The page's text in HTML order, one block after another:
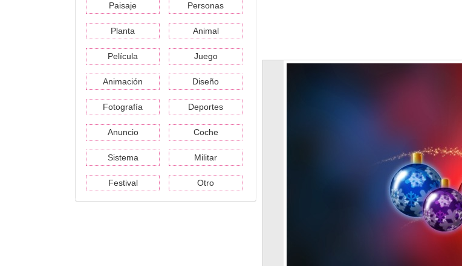
Paisaje Personas
Planta Animal
Película Juego
Animación Diseño
Fotografía Deportes
Anuncio Coche
Sistema Militar
Festival Otro